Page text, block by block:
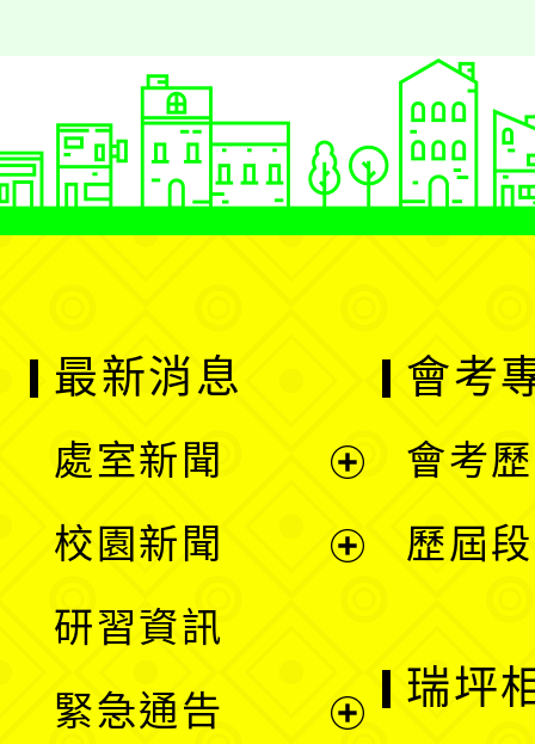
最新消息
處室新聞
單
校園新聞
研習資訊
緊急通告
會考
會考
歷屆
瑞坪